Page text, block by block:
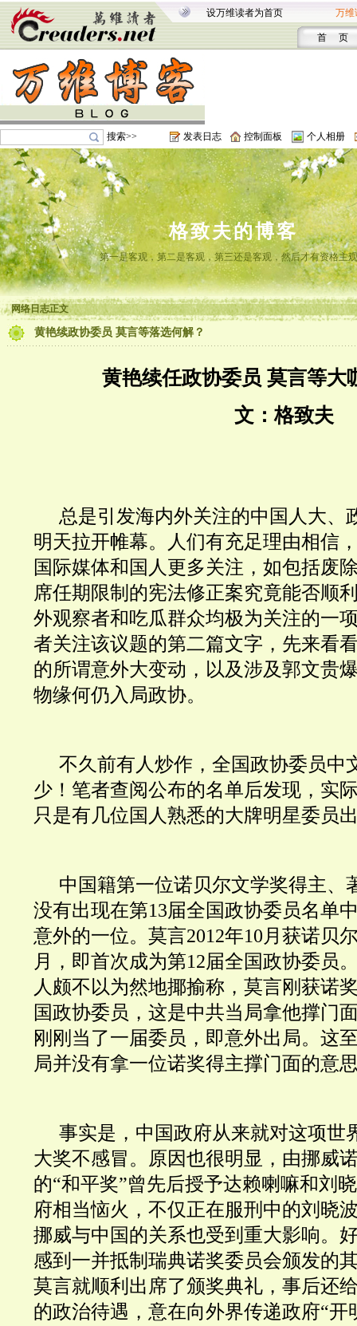
设万维读者为首页 万维
首 页
搜索>> 发表日志 控制面板 个人相册
格致夫的博客
第一是客观，第二是客观，第三还是客观，然后才有资格主
网络日志正文
黄艳续政协委员 莫言等落选何解？
黄艳续任政协委员 莫言等大
文 ：格致夫
总是引发海内外关注的中国人大、
明天拉开帷幕。人们有充足理由相信
国际媒体和国人更多关注，如包括废
席任期限制 的宪法修正案究竟能否顺
外观察者和吃瓜群众均极为关注的一
者关注该议题的第二篇文字，先来看
的所谓意外大变动，以及涉及郭文贵
物缘何仍入局政协。
不久前有人炒作，全国政协委员中
少！笔者查阅公布的名单后发现，实
只是有几位国人熟悉的大牌明星委员
中国籍第一位诺贝尔文学奖得主、
没有出现在第13届全国政协委员名单
意外的一位。 莫言2012年10月获诺贝
月，即首次成为第12届全国政协委员
人颇不以为然地揶揄称，莫言刚获诺
国政协委员，这是中共当局拿他撑门
刚刚当了一届委员，即意外出局。这
局并没有拿一位诺奖得主撑门面的意
事实是，中国政府从来就对这项世
大奖不感冒。原因也很明显，由挪威
的“和平奖”曾先后授予达赖喇嘛和刘
府相当恼火，不仅正在服刑中的刘晓
挪威与中国的关系也受到重大影响。
感到一并抵制瑞典诺奖委员会颁发的
莫言就顺利出席了颁奖典礼，事后还
的政治待遇，意在向外界传递政府“开